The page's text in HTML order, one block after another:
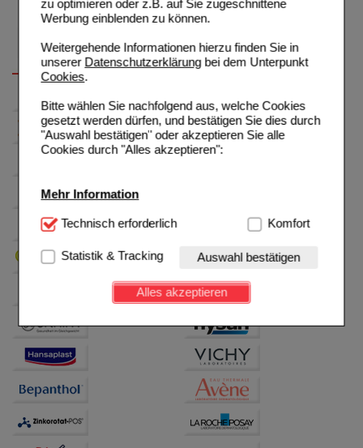
zu optimieren oder z.B. auf Sie zugeschnittene
Werbung einblenden zu können.
Weitergehende Informationen hierzu finden Sie in
unserer Datenschutzerklärungbei dem Unterpunkt
Cookies.
Bitte wählen Sie nachfolgend aus, welche Cookies
gesetzt werden dürfen, und bestätigen Sie dies durch
"Auswahl bestätigen" oder akzeptieren Sie alle
Cookies durch "Alles akzeptieren":
Mehr Information
Technisch Notwendig:Hierbei handelt es sich um
Website notwendig sind (z.B. Navigation, Warenkorb,
Kundenkonto), weshalb auf diese nicht verzichtet
werden kann.
Einkaufserlebnis noch ansprechender zu gestalten,
Besuchers oder unsere Seite an bevorzugte
Verhaltensweisen (z.B. Spracheinstellung)
anzupassen. Komfort-Cookies ermöglichen es uns
auch auf Ihre Bedürfnisse zugeschrittene Inhalte
anzuzeigen und unser Partnerprogramm zu
betreiben.
Technisch erforderlich Komfort
Statistik & Tracking Auswahl bestätigen
Alles akzeptieren